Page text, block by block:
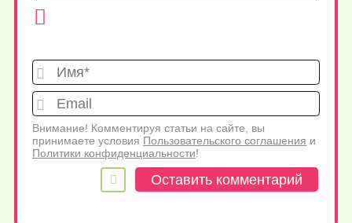
Имя*
Внимание! Комментируя статьи на сайте, вы
принимаете условия Пользовательского соглашения и
Политики конфиденциальности!